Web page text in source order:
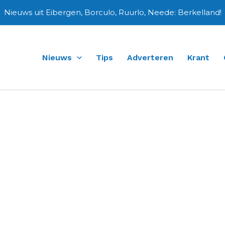
Nieuws uit Eibergen, Borculo, Ruurlo, Neede: Berkelland!
Nieuws Tips Adverteren Krant